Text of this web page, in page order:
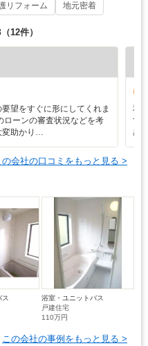
リフォーム 地元密着
（12件）
望をすぐに形にしてくれま
ローンの審査状況などを考
変助かり…
和
す
感
の会社の口コミをもっと見る >
ス
浴室・ユニットバス
戸建住宅
110万円
この会社の事例をもっと見る >